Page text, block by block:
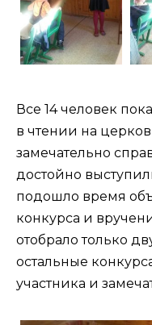
Все 14 человек
в чтении на
замечательно
достойно
подошло время
конкурса и
отобрало только
остальные
участника и